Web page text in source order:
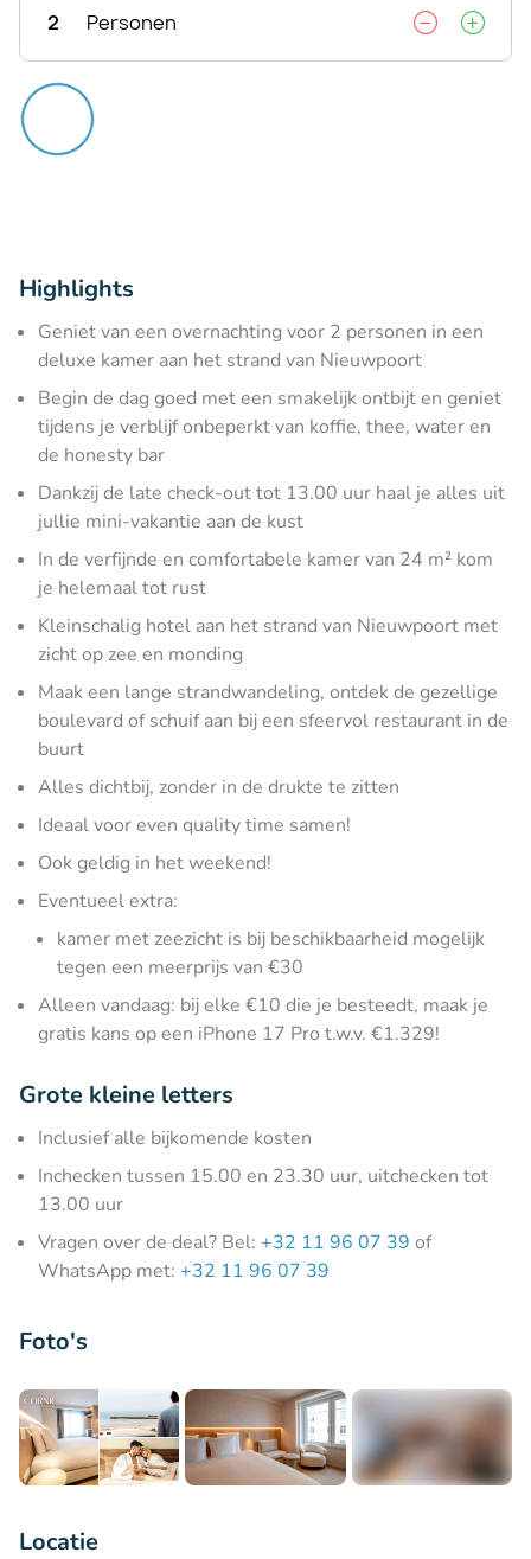
2 Personen
Highlights
Geniet van een overnachting voor 2 personen in een
deluxe kamer aan het strand van Nieuwpoort
Begin de dag goed met een smakelijk ontbijt en geniet
tijdens je verblijf onbeperkt van koffie, thee, water en
de honesty bar
Dankzij de late check-out tot 13.00 uur haal je alles uit
jullie mini-vakantie aan de kust
In de verfijnde en comfortabele kamer van 24 m² kom
je helemaal tot rust
Kleinschalig hotel aan het strand van Nieuwpoort met
zicht op zee en monding
Maak een lange strandwandeling, ontdek de gezellige
boulevard of schuif aan bij een sfeervol restaurant in de
buurt
Alles dichtbij, zonder in de drukte te zitten
Ideaal voor even quality time samen!
Ook geldig in het weekend!
Eventueel extra:
kamer met zeezicht is bij beschikbaarheid mogelijk
tegen een meerprijs van €30
Alleen vandaag: bij elke €10 die je besteedt, maak je
gratis kans op een iPhone 17 Pro t.w.v. €1.329!
Grote kleine letters
Inclusief alle bijkomende kosten
Inchecken tussen 15.00 en 23.30 uur, uitchecken tot
13.00 uur
Vragen over de deal? Bel: +32 11 96 07 39 of
WhatsApp met: +32 11 96 07 39
Foto's
Locatie